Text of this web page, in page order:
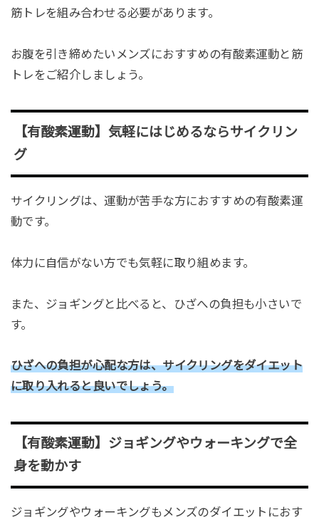
筋トレを組み合わせる必要があります。
お腹を引き締めたいメンズにおすすめの有酸素運動と筋
トレをご紹介しましょう。
【有酸素運動】気軽にはじめるならサイクリン
グ
サイクリングは、運動が苦手な方におすすめの有酸素運
動です。
体力に自信がない方でも気軽に取り組めます。
また、ジョギングと比べると、ひざへの負担も小さいで
す。
ひざへの負担が心配な方は、サイクリングをダイエット
に取り入れると良いでしょう。
【有酸素運動】ジョギングやウォーキングで全
身を動かす
ジョギングやウォーキングもメンズのダイエットにおす